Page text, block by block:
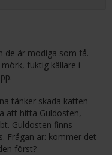
de är modiga som få.
fuktig källare i
tänker skada katten
att hitta Guldosten,
Guldosten finns
Frågan är: kommer det
först?